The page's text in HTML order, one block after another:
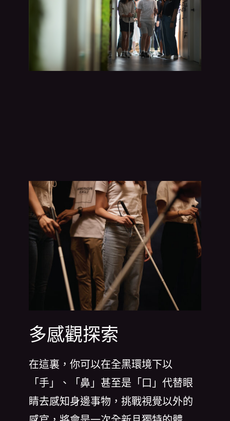
多感觀探索
在這裏，你可以在全黑環境下以
「手」、「鼻」甚至是「口」代替眼
睛去感知身邊事物，挑戰視覺以外的